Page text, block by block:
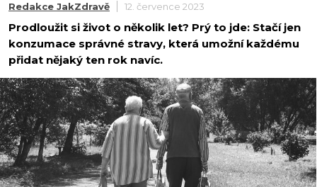
Redakce JakZdravě 12. července 2023
Prodloužit si život o několik let? Prý to jde: Stačí jen
konzumace správné stravy, která umožní každému
přidat nějaký ten rok navíc.